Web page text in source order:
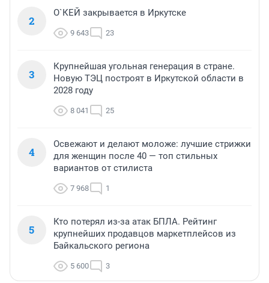
2
О`КЕЙ закрывается в Иркутске
9 643 23
3
Крупнейшая угольная генерация в стране.
Новую ТЭЦ построят в Иркутской области в
2028 году
8 041 25
4
Освежают и делают моложе: лучшие стрижки
для женщин после 40 — топ стильных
вариантов от стилиста
7 968 1
5
Кто потерял из-за атак БПЛА. Рейтинг
крупнейших продавцов маркетплейсов из
Байкальского региона
5 600 3